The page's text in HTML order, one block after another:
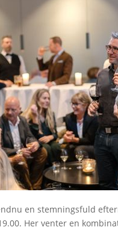
en stemningsfuld
Her venter en